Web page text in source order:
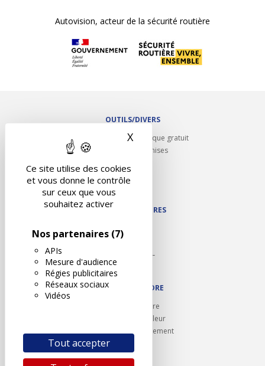
Ce site utilise des cookies
et vous donne le contrôle
sur ceux que vous
souhaitez activer
Nos partenaires (7)
APIs
Mesure d'audience
Régies publicitaires
Réseaux sociaux
Vidéos
Tout accepter
X Masquer le bandeau des
Autovision, acteur de la sécurité routière
OUTILS/DIVERS
Rappel contrôle technique gratuit
Partenariats/Remises
Contact
NOS PARTENAIRES
Autodidact
Karoil
Autovision PL
Motovision
NOUS REJOINDRE
Ouvrir un centre
Devenez contrôleur
Carrières et recrutement